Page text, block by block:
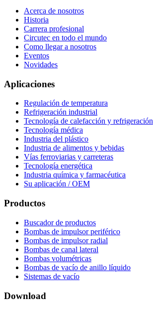
Acerca de nosotros
Historia
Carrera profesional
Circutec en todo el mundo
Como llegar a nosotros
Eventos
Novidades
Aplicaciones
Regulación de temperatura
Refrigeración industrial
Tecnología de calefacción y refrigeración
Tecnología médica
Industria del plástico
Industria de alimentos y bebidas
Vías ferroviarias y carreteras
Tecnología energética
Industria química y farmacéutica
Su aplicación / OEM
Productos
Buscador de productos
Bombas de impulsor periférico
Bombas de impulsor radial
Bombas de canal lateral
Bombas volumétricas
Bombas de vacío de anillo líquido
Sistemas de vacío
Download